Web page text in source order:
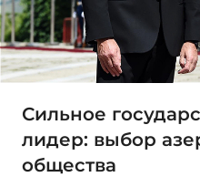
Сильное
лидер: выбор
общества